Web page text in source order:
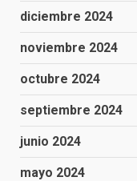
diciembre 2024
noviembre 2024
octubre 2024
septiembre 2024
junio 2024
mayo 2024